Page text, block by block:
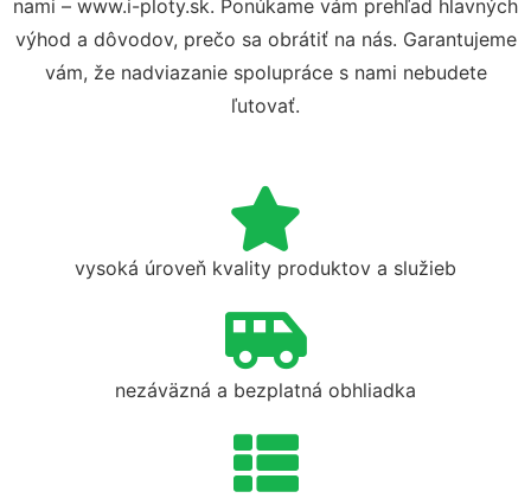
nami – www.i-ploty.sk. Ponúkame vám prehľad hlavných
výhod a dôvodov, prečo sa obrátiť na nás. Garantujeme
vám, že nadviazanie spolupráce s nami nebudete
ľutovať.
vysoká úroveň kvality produktov a služieb
nezáväzná a bezplatná obhliadka